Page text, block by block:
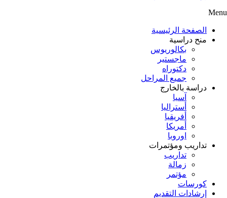
Menu
الصفحة الرئيسية
منح دراسية
بكالوريوس
ماجستير
دكتوراه
جميع المراحل
دراسة بالخارج
آسيا
أستراليا
أفريقيا
أمريكا
اوروبا
تداريب ومؤتمرات
تداريب
زمالة
مؤتمر
كورسات
إرشادات التقديم